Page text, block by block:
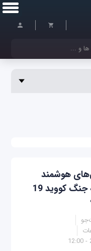
هوشمند
چگونه به جنگ کووید 19